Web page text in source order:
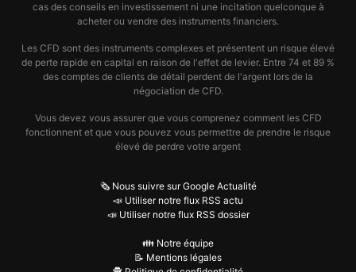
cas des conseils en investissement ni une incitation quelconque à
acheter ou vendre des instruments financiers.
Les CFD sont des instruments complexes et présentent un risque élevé
de perte rapide en capital en raison de l'effet de levier. Entre 74 et 89 %
des comptes de clients de détail perdent de l'argent lors de la
négociation de CFD.
Vous devez vous assurer que vous comprenez comment les CFD
fonctionnent et que vous pouvez vous permettre de prendre le risque
élevé de perdre votre argent
🗞️ Nous suivre sur Google Actualité
📣 Utiliser notre flux RSS actu
📣 Utiliser notre flux RSS dossier
👪 Notre équipe
📝 Mentions légales